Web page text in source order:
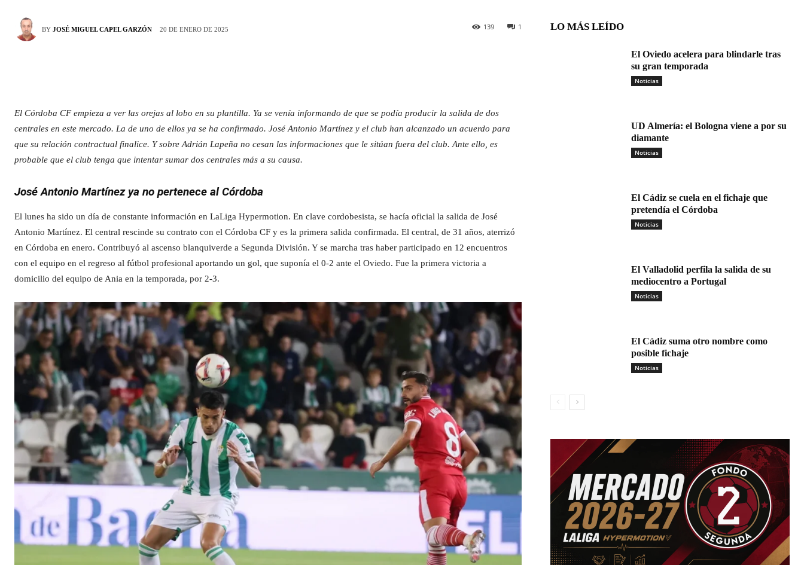
BY JOSÉ MIGUEL CAPEL GARZÓN 20 DE ENERO DE 2025 1
139
El Córdoba CF empieza a ver las orejas al lobo en su plantilla. Ya se venía informando de que se podía producir la salida de dos
centrales en este mercado. La de uno de ellos ya se ha confirmado. José Antonio Martínez y el club han alcanzado un acuerdo para
que su relación contractual finalice. Y sobre Adrián Lapeña no cesan las informaciones que le sitúan fuera del club. Ante ello, es
probable que el club tenga que intentar sumar dos centrales más a su causa.
José Antonio Martínez ya no pertenece al Córdoba
El lunes ha sido un día de constante información en LaLiga Hypermotion. En clave cordobesista, se hacía oficial la salida de José
Antonio Martínez. El central rescinde su contrato con el Córdoba CF y es la primera salida confirmada. El central, de 31 años, aterrizó
en Córdoba en enero. Contribuyó al ascenso blanquiverde a Segunda División. Y se marcha tras haber participado en 12 encuentros
con el equipo en el regreso al fútbol profesional aportando un gol, que suponía el 0-2 ante el Oviedo. Fue la primera victoria a
domicilio del equipo de Ania en la temporada, por 2-3.
LO MÁS LEÍDO
El Oviedo acelera para blindarle tras
su gran temporada
Noticias
UD Almería: el Bologna viene a por su
diamante
Noticias
El Cádiz se cuela en el fichaje que
pretendía el Córdoba
Noticias
El Valladolid perfila la salida de su
mediocentro a Portugal
Noticias
El Cádiz suma otro nombre como
posible fichaje
Noticias